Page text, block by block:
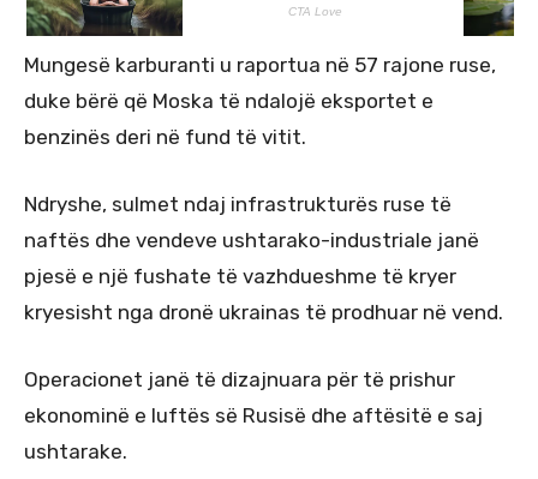
Mungesë karburanti u raportua në 57 rajone ruse,
duke bërë që Moska të ndalojë eksportet e
benzinës deri në fund të vitit.
Ndryshe, sulmet ndaj infrastrukturës ruse të
naftës dhe vendeve ushtarako-industriale janë
pjesë e një fushate të vazhdueshme të kryer
kryesisht nga dronë ukrainas të prodhuar në vend.
Operacionet janë të dizajnuara për të prishur
ekonominë e luftës së Rusisë dhe aftësitë e saj
ushtarake.